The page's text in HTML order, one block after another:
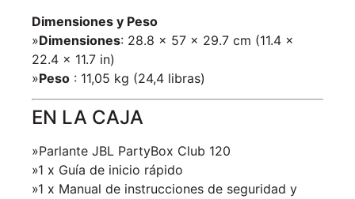
Dimensiones y Peso
»Dimensiones: 28.8 x 57 x 29.7 cm (11.4 x
22.4 x 11.7 in)
»Peso : 11,05 kg (24,4 libras)
EN LA CAJA
»Parlante JBL PartyBox Club 120
»1 x Guía de inicio rápido
»1 x Manual de instrucciones de seguridad y